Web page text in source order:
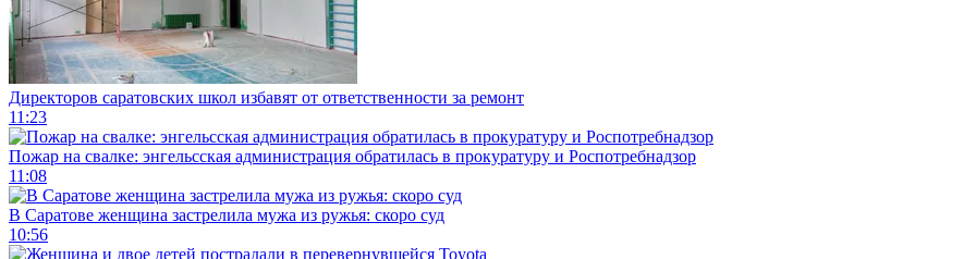
Директоров саратовских школ избавят от ответственности за ремонт
11:23
Пожар на свалке: энгельсская администрация обратилась в прокуратуру и Роспотребнадзор
11:08
В Саратове женщина застрелила мужа из ружья: скоро суд
10:56